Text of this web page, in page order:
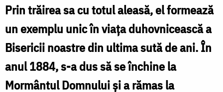
–
modelul
adevăratului
pelerin
român
Prin trăirea sa cu totul aleasă, el formează
un exemplu unic în viaţa duhovnicească a
Bisericii noastre din ultima sută de ani. În
anul 1884, s-a dus să se închine la
Mormântul Domnului şi a rămas la